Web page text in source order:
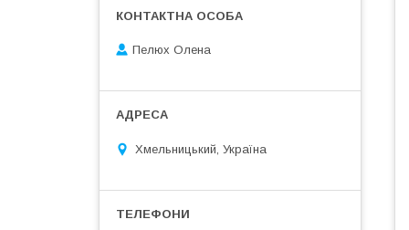
Пелюх Олена
Хмельницький, Україна